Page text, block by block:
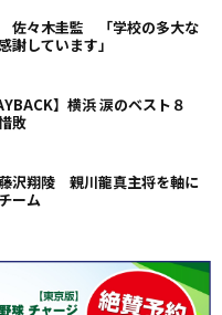
佐々木圭監 「学校の多大な
謝しています」
】横浜 涙のベスト８
敗
沢翔陵 親川龍真主将を軸に
ーム